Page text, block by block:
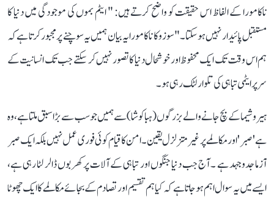
ناکامورا کے الفاظ اس حقیقت کو واضح کرتے ہیں: " ایٹم بموں کی موجودگی میں دنیا کا
مستقبل پائیدار نہیں ہو سکتا۔"سوزوکا ناکامورا یہ بیان ہمیں یہ سوچنے پر مجبور کرتا ہے کہ
ہم اس وقت تک ایک محفوظ اور خوشحال دنیا کا تصور نہیں کر سکتے جب تک انسانیت کے
سر پر ایٹمی تباہی کی تلوار لٹک رہی ہو۔
ہیروشیما کے بچ جانے والے بزرگوں (ہباکوشا) سے ہمیں جو سب سے بڑا سبق ملتا ہے، وہ
ہے 'صبر' اور مکالمے پر غیر متزلزل یقین۔ امن کا قیام کوئی فوری عمل نہیں بلکہ ایک صبر
آزما جدوجہد ہے ۔ آج جب دنیا جنگوں اور تباہی کے آلات پر کھربوں ڈالر لٹا رہی ہے،
ایسے میں یہ سوال اہم ہو جاتا ہے کہ کیا ہم تقسیم اور تصادم کے بجائے مکالمے کا ایک چھوٹا